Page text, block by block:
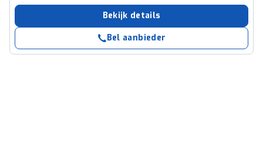
Bekijk details
Bel aanbieder